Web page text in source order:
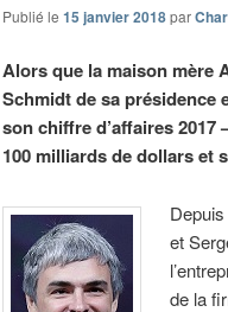
Publié le 15 janvier 2018par
Alors que la maison mère
Schmidt de sa présidence
son chiffre d’affaires 2017
100 milliards de dollars et
et
de la